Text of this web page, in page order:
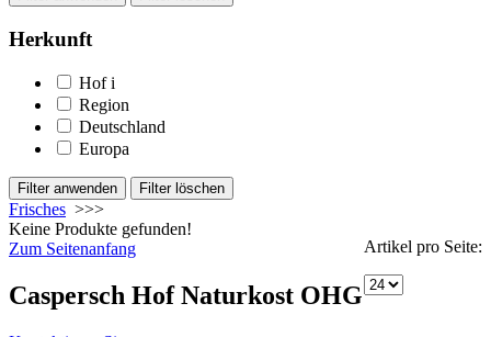
Herkunft
Hof i
Region
Deutschland
Europa
Frisches >>>
Artikel pro Seite:
Keine Produkte gefunden!
Zum Seitenanfang
Caspersch Hof Naturkost OHG